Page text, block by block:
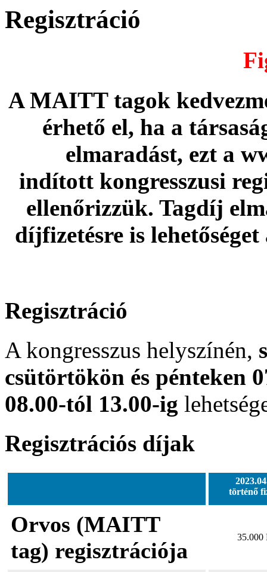
Regisztráció
A MAITT tagok
érhető el, ha a
elmaradást, ezt a
indított kongresszusi
ellenőrizzük. Tagdíj
díjfizetésre is
Regisztráció
A kongresszus helyszínén,
csütörtökön és pénteken
08.00-tól 13.00-ig
Regisztrációs díjak
történő
Orvos (MAITT
tag) regisztrációja
35.000